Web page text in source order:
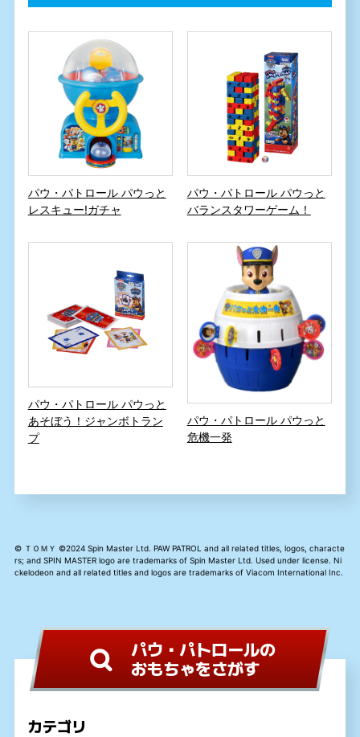
パウ・パトロール パウっと
レスキュー!ガチャ
パウ・パトロール パウっと
バランスタワーゲーム！
パウ・パトロール パウっと
あそぼう！ジャンボトラン
プ
パウ・パトロール パウっと
危機一発
© ＴＯＭＹ ©2024 Spin Master Ltd. PAW PATROL and all related titles, logos, characte
rs; and SPIN MASTER logo are trademarks of Spin Master Ltd. Used under license. Ni
ckelodeon and all related titles and logos are trademarks of Viacom International Inc.
パウ・パトロールの
おもちゃをさがす
カテゴリ